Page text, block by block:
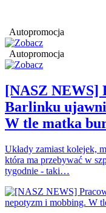
Autopromocja
Autopromocja
[NASZ NEWS]
Barlinku
W tle matka
Układy zamiast kolejek,
która ma przebywać w
tygodnie - taki…